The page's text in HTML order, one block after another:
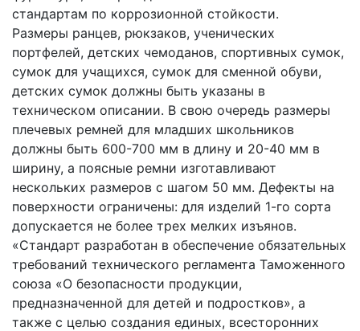
стандартам по коррозионной стойкости.
Размеры ранцев, рюкзаков, ученических
портфелей, детских чемоданов, спортивных сумок,
сумок для учащихся, сумок для сменной обуви,
детских сумок должны быть указаны в
техническом описании. В свою очередь размеры
плечевых ремней для младших школьников
должны быть 600-700 мм в длину и 20-40 мм в
ширину, а поясные ремни изготавливают
нескольких размеров с шагом 50 мм. Дефекты на
поверхности ограничены: для изделий 1-го сорта
допускается не более трех мелких изъянов.
«Стандарт разработан в обеспечение обязательных
требований технического регламента Таможенного
союза «О безопасности продукции,
предназначенной для детей и подростков», а
также с целью создания единых, всесторонних